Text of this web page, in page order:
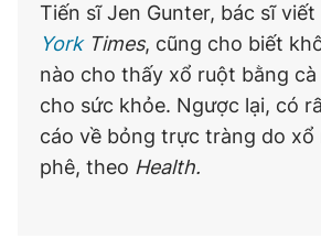
Tiến sĩ Jen Gunter, bác sĩ
YorkTimes, cũng cho biết
nào cho thấy xổ ruột bằng
cho sức khỏe. Ngược lại, có
cáo về bỏng trực tràng do xổ
phê, theo Health.